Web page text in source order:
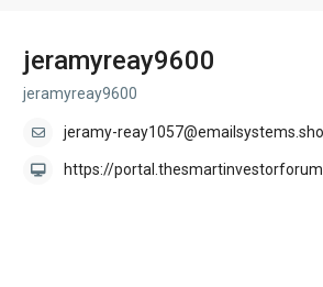
jeramyreay9600
jeramyreay9600
jeramy-
https://